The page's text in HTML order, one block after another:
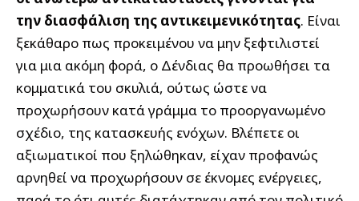
την διασφάλιση της αντικειμενικότητας. Είναι
ξεκάθαρο πως προκειμένου να μην ξεφτιλιστεί
για μια ακόμη φορά, ο Δένδιας θα προωθήσει τα
κομματικά του σκυλιά, ούτως ώστε να
προχωρήσουν κατά γράμμα το προοργανωμένο
σχέδιο, της κατασκευής ενόχων. Βλέπετε οι
αξιωματικοί που ξηλώθηκαν, είχαν προφανώς
αρνηθεί να προχωρήσουν σε έκνομες ενέργειες,